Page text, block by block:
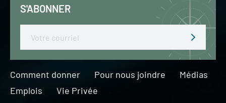
S'ABONNER
Comment donner Pour nous joindre
Médias
Emplois
Vie Privée